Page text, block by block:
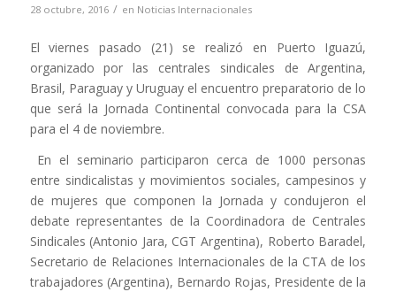
28 octubre, 2016 / en Noticias Internacionales
El viernes pasado (21) se realizó en Puerto Iguazú,
organizado por las centrales sindicales de Argentina,
Brasil, Paraguay y Uruguay el encuentro preparatorio de lo
que será la Jornada Continental convocada para la CSA
para el 4 de noviembre.
En el seminario participaron cerca de 1000 personas
entre sindicalistas y movimientos sociales, campesinos y
de mujeres que componen la Jornada y condujeron el
debate representantes de la Coordinadora de Centrales
Sindicales (Antonio Jara, CGT Argentina), Roberto Baradel,
Secretario de Relaciones Internacionales de la CTA de los
trabajadores (Argentina), Bernardo Rojas, Presidente de la